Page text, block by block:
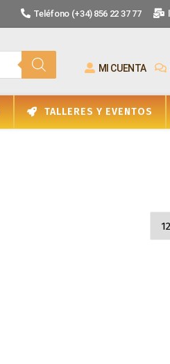
Teléfono (+34) 856 22 37 77
MI CUENTA
TALLERES Y EVENTOS